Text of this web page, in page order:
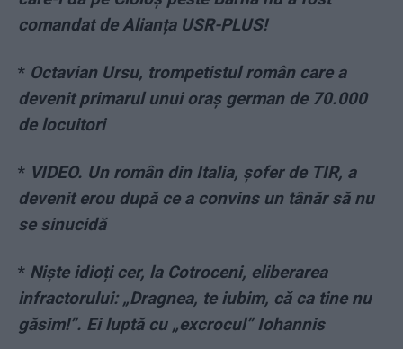
comandat de Alianța USR-PLUS!
* Octavian Ursu, trompetistul român care a
devenit primarul unui oraș german de 70.000
de locuitori
* VIDEO. Un român din Italia, șofer de TIR, a
devenit erou după ce a convins un tânăr să nu
se sinucidă
* Niște idioți cer, la Cotroceni, eliberarea
infractorului: „Dragnea, te iubim, că ca tine nu
găsim!”. Ei luptă cu „excrocul” Iohannis